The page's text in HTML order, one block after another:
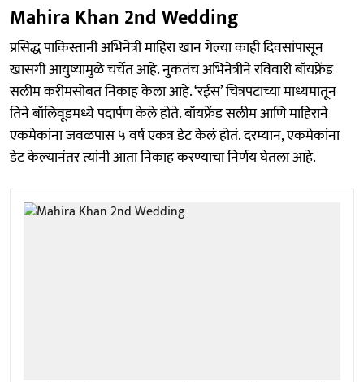
Mahira Khan 2nd Wedding
प्रसिद्ध पाकिस्तानी अभिनेत्री माहिरा खान गेल्या काही दिवसांपासून
खासगी आयुष्यामुळे चर्चेत आहे. नुकतंच अभिनेत्रीने रविवारी बॉयफ्रेंड
सलीम करीमसोबत निकाह केला आहे. ‘रईस’ चित्रपटाच्या माध्यमातून
तिने बॉलिवूडमध्ये पदार्पण केले होते. बॉयफ्रेंड सलीम आणि माहिराने
एकमेकांना जवळपास ५ वर्ष एकत्र डेट केलं होतं. दरम्यान, एकमेकांना
डेट केल्यानंतर त्यांनी आता निकाह करण्याचा निर्णय घेतला आहे.